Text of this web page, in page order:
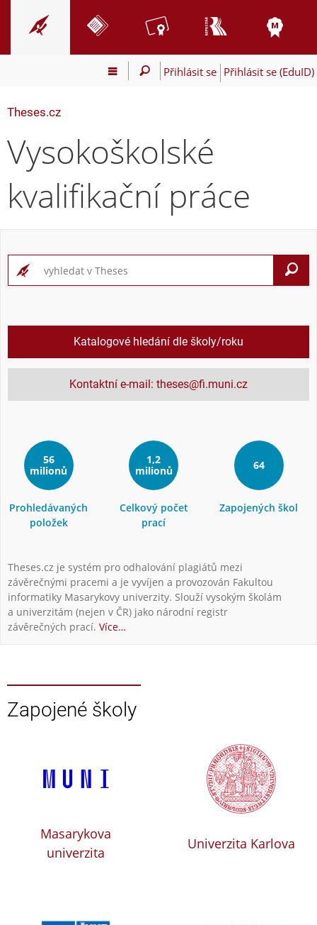
Přihlásit se Přihlásit se (EduID)
Theses.cz
Vysokoškolské
kvalifikační práce
Katalogové hledání dle školy/roku
Kontaktní e-mail: theses@fi.muni.cz
56
milionů
Prohledávaných
položek
1,2
milionů
Celkový počet
prací
64
Zapojených škol
Theses.cz je systém pro odhalování plagiátů mezi
závěrečnými pracemi a je vyvíjen a provozován Fakultou
informatiky Masarykovy univerzity. Slouží vysokým školám
a univerzitám (nejen v ČR) jako národní registr
závěrečných prací. Více…
Zapojené školy
Masarykova
univerzita
Univerzita Karlova